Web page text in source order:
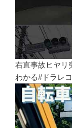
右直事故ヒヤリ
わかる#ドラレ